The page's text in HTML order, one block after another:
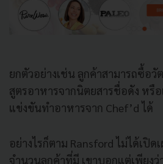
ยกตัวอย่างเช่น ลูกค้าสามารถซื้อ
สูตรอาหารจากนิตยสารชื่อดัง หรื
แข่งขันทำอาหารจาก Chef’d ได้
อย่างไรก็ตาม Ransford ไม่ได้เปิ
จำนวนลูกค้าที่มี เขาบอกแต่เพียงว่